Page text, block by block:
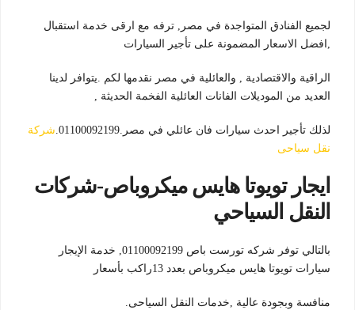
لجميع الفنادق المتواجدة في مصر, ترفه مع ارقى خدمة استقبال
,افضل الاسعار المضمونة على تأجير السيارات
الراقية والاقتصادية , والعائلية في مصر نقدمها لكم .يتوافر لدينا
العديد من الموديلات الفانات العائلية الفخمة الحديثة ,
لذلك تأجير احدث سيارات فان عائلي في مصر.01100092199.
شركة
نقل سياحى
ايجار تويوتا هايس ميكروباص-شركات
النقل السياحي
بالتالي توفر شركه تورست باص 01100092199, خدمة الإيجار
سيارات تويوتا هايس ميكروباص بعدد 13راكب بأسعار
منافسة وبجودة عالية ,خدمات النقل السياحى.